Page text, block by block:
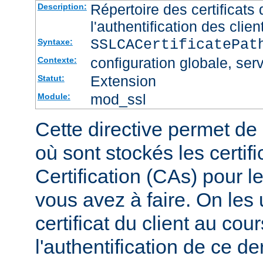
Description: Répertoire des certificats
l'authentification des
Syntaxe:
Contexte: configuration globale,
Statut: Extension
Module: mod_ssl
Cette directive permet
où sont stockés les
Certification (CAs) pour
vous avez à faire. On les
certificat du client au
l'authentification de ce